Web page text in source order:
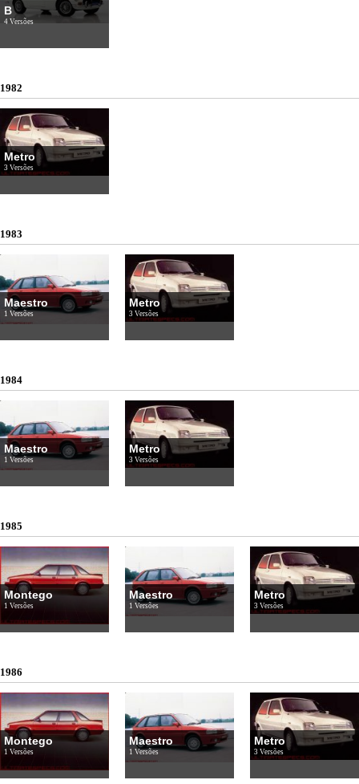
B
4 Versões
1982
Metro
3 Versões
1983
Maestro
1 Versões
Metro
3 Versões
1984
Maestro
1 Versões
Metro
3 Versões
1985
Montego
1 Versões
Maestro
1 Versões
Metro
3 Versões
1986
Montego
1 Versões
Maestro
1 Versões
Metro
3 Versões